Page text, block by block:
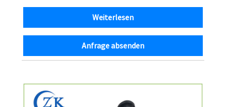
Weiterlesen
Anfrage absenden